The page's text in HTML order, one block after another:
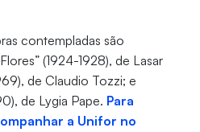
contempladas são
(1924-1928), de Lasar
de Claudio Tozzi; e
de Lygia Pape. Para
a Unifor no